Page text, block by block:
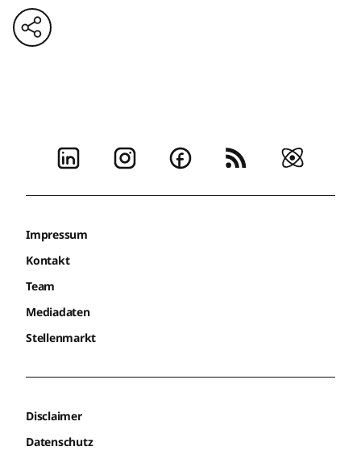
Impressum
Kontakt
Team
Mediadaten
Stellenmarkt
Disclaimer
Datenschutz